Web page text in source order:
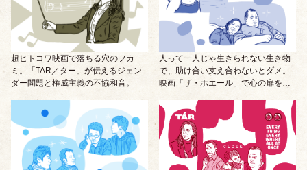
超ヒトコワ映画で落ちる穴のフカ
ミ。「TAR／ター」が伝えるジェン
ダー問題と権威主義の不協和音。
人って一人じゃ生きられない生き物
で、助け合い支え合わないとダメ。
映画「ザ・ホエール」で心の扉を開